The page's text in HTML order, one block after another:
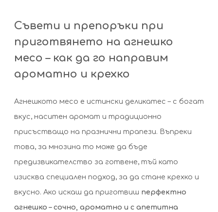
при
на
агнешко
Съвети и препоръки при
приготвянето на агнешко
месо – как да го направим
ароматно и крехко
Агнешкото месо е истински деликатес – с богат
вкус, наситен аромат и традиционно
присъстващо на празнични трапези. Въпреки
това, за мнозина то може да бъде
предизвикателство за готвене, тъй като
изисква специален подход, за да стане крехко и
вкусно. Ако искаш да приготвиш перфектно
агнешко – сочно, ароматно и с апетитна